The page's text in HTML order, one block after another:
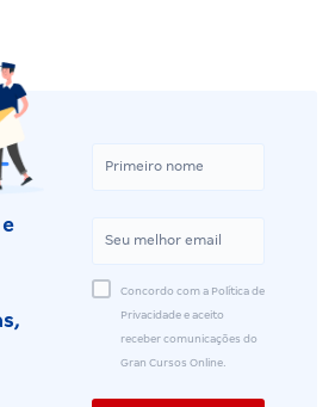
Concordo com a Política de
Privacidade e aceito
receber comunicações do
Gran Cursos Online.